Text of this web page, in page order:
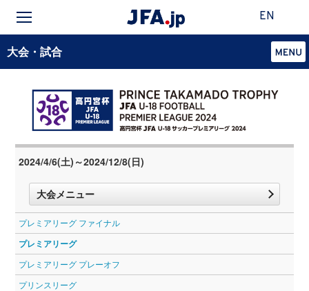
EN
大会・試合
2024/4/6(土)～2024/12/8(日)
大会メニュー
プレミアリーグ ファイナル
プレミアリーグ
プレミアリーグ プレーオフ
プリンスリーグ